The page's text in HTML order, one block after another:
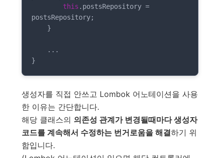
this .postsRepository =
postsRepository;
}
생성자를 직접 안쓰고 Lombok 어노테이션을 사용
한 이유는 간단합니다.
해당 클래스의 의존성 관계가 변경될때마다 생성자
코드를 계속해서 수정하는 번거로움을 해결하기 위
함입니다.